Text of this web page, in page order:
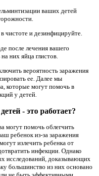
ваших детей
чистоте и дезинфицируйте.
после лечения вашего
них яйца глистов.
вероятность заражения
ее. Далее мы
которые могут помочь в
у детей.
- это работает?
могут помочь облегчить
ребенок из-за заражения
излечить ребенка от
инфекции. Однако
исследований, доказывающих
большинство из них основано